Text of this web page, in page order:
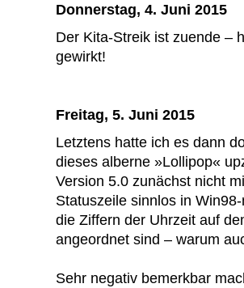
Donnerstag, 4. Juni 2015
Der Kita-Streik ist zuende –
gewirkt!
Freitag, 5. Juni 2015
Letztens hatte ich es dann
dieses alberne »Lollipop«
Version 5.0 zunächst nicht
Statuszeile sinnlos in
die Ziffern der Uhrzeit auf
angeordnet sind – warum
Sehr negativ bemerkbar